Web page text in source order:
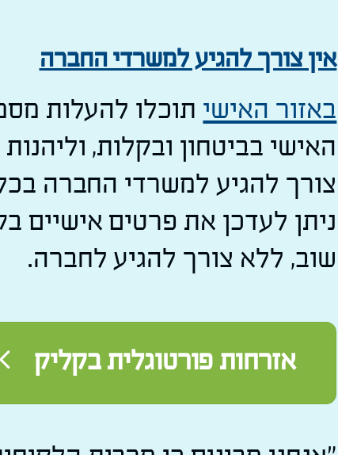
אין צורך להגיע למשרדי החברה
באזור האישי תוכלו להעלות
האישי בביטחון ובקלות,
צורך להגיע למשרדי החברה
ניתן לעדכן את פרטים אישיים
שוב, ללא צורך להגיע לחברה.
אזרחות פורטוגלית בקליק